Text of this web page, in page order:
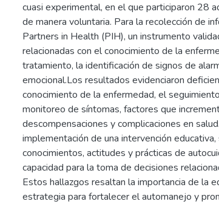
cuasi experimental, en el que participaron 28
de manera voluntaria. Para la recolección de
Partners in Health (PIH), un instrumento
relacionadas con el conocimiento de la
tratamiento, la identificación de signos de
emocional.Los resultados evidenciaron
conocimiento de la enfermedad, el
monitoreo de síntomas, factores que
descompensaciones y complicaciones en
implementación de una intervención
conocimientos, actitudes y prácticas de
capacidad para la toma de decisiones
Estos hallazgos resaltan la importancia de la
estrategia para fortalecer el automanejo y